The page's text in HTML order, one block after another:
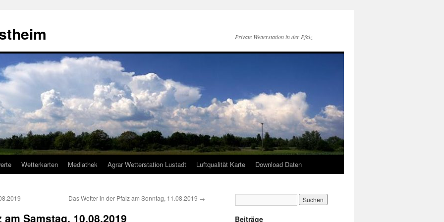
Private Wetterstation in der Pfalz
Wetterkarten Mediathek Agrar Wetterstation Lustadt Luftqualität Karte Download Daten
Das Wetter in der Pfalz am Sonntag, 11.08.2019 →
Samstag, 10.08.2019
Beiträge